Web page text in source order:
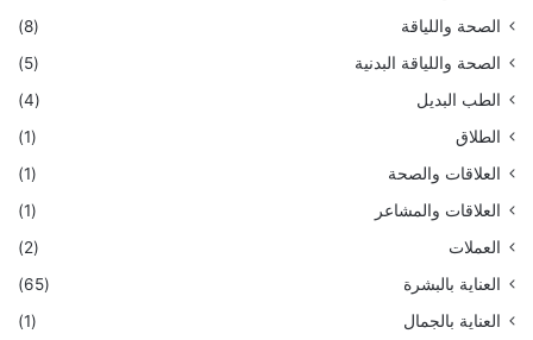
الصحة واللياقة
(8)
الصحة واللياقة البدنية
(5)
الطب البديل
(4)
الطلاق
(1)
العلاقات والصحة
(1)
العلاقات والمشاعر
(1)
العملات
(2)
العناية بالبشرة
(65)
العناية بالجمال
(1)